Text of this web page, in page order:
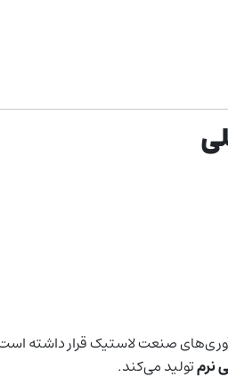
خط مقدم نوآوری‌های صنعت لاستیک قرار
نرمتولید می‌کند.